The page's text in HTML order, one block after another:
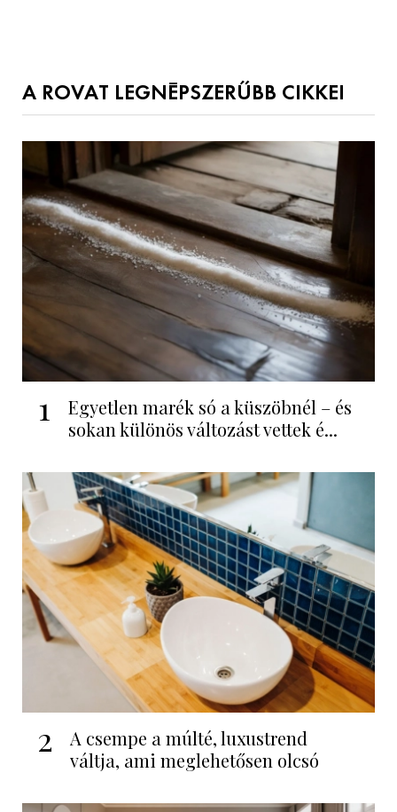
A ROVAT LEGNÉPSZERŰBB CIKKEI
1
Egyetlen marék só a küszöbnél – és
sokan különös változást vettek é...
2
A csempe a múlté, luxustrend
váltja, ami meglehetősen olcsó